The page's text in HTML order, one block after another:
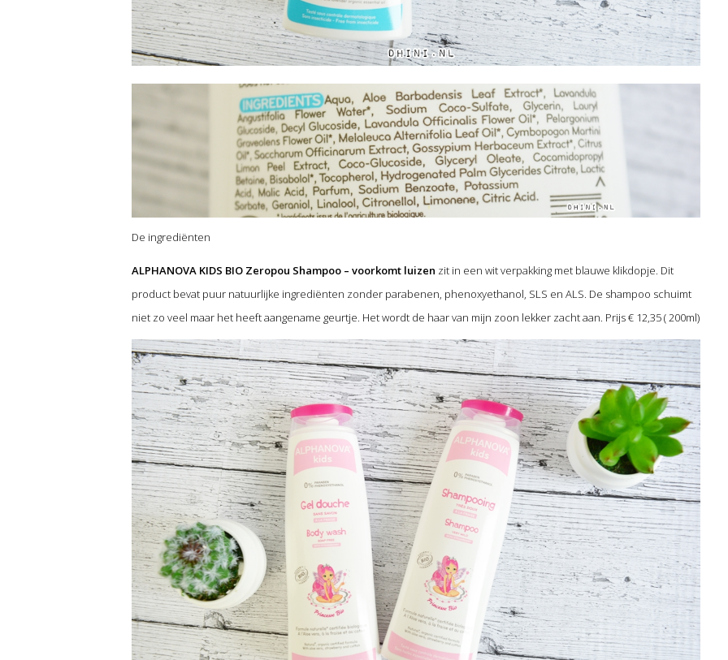
De ingrediënten
ALPHANOVA KIDS BIO Zeropou Shampoo – voorkomt luizen zit in een wit verpakking met blauwe klikdopje. Dit
product bevat puur natuurlijke ingrediënten zonder parabenen, phenoxyethanol, SLS en ALS. De shampoo schuimt
niet zo veel maar het heeft aangename geurtje. Het wordt de haar van mijn zoon lekker zacht aan. Prijs € 12,35 ( 200ml)